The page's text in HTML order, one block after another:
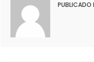
PUBLICADO